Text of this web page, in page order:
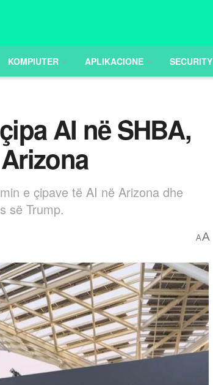
KOMPIUTER APLIKACIONE SECURITY
AI në SHBA,
e çipave të AI në Arizona dhe
së Trump.
AA